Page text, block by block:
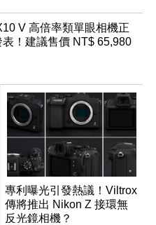
V 高倍率類單眼相機正
表！建議售價 NT$ 65,980
專利曝光引發熱議！Viltrox
傳將推出 Nikon Z 接環無
反光鏡相機？